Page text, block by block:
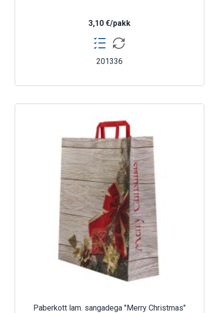
3,10 €/pakk
201336
Paberkott lam. sangadega "Merry Christmas"